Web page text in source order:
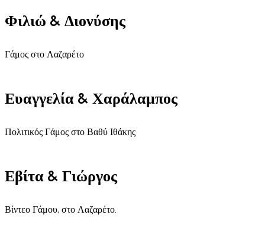
Φιλιώ & Διονύσης
Γάμος στο Λαζαρέτο
Ευαγγελία & Χαράλαμπος
Πολιτικός Γάμος στο Βαθύ Ιθάκης
Εβίτα & Γιώργος
Βίντεο Γάμου, στο Λαζαρέτο.